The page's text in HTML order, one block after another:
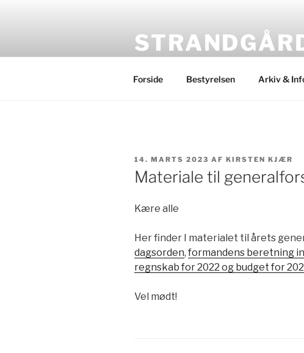
Forside Bestyrelsen Arkiv &
UDGIVET
DEN
14. MARTS 2023 AF KIRSTEN KJÆR
Materiale til
Kære alle
Her finder I materialet til årets
dagsorden, formandens beretning
regnskab for 2022 og budget for
Vel mødt!